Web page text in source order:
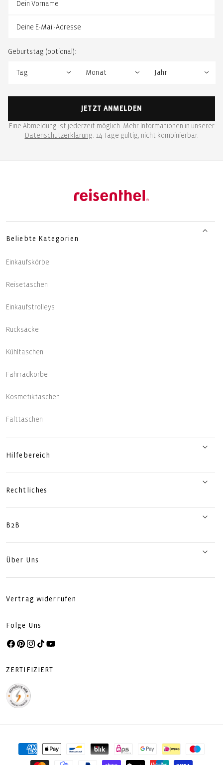
Geburtstag (optional):
JETZT ANMELDEN
Eine Abmeldung ist jederzeit möglich. Mehr Informationen in unserer
Datenschutzerklärung . 14 Tage gültig, nicht kombinierbar.
Beliebte Kategorien
Einkaufskörbe
Reisetaschen
Einkaufstrolleys
Rucksäcke
Kühltaschen
Fahrradkörbe
Kosmetiktaschen
Falttaschen
Hilfebereich
Rechtliches
B2B
Über Uns
Vertrag widerrufen
Folge Uns
Facebook
Pinterest
Instagram
TikTokYouTube
ZERTIFIZIERT
Zahlungsmethoden